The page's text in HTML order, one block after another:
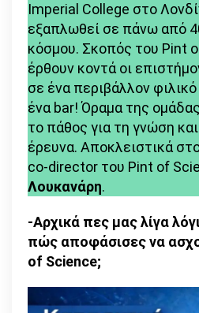
κλάδο
σε
bars,
καφετέριες,
να
μιλήσουν
για
ένα
θέμα
καλά,
με
λόγια
πίνοντας
Imperial College στο
εξαπλωθεί σε πάνω από
κόσμου. Σκοπός του Pint
έρθουν κοντά οι
σε ένα περιβάλλον
ένα bar! Όραμα της ομάδας
το πάθος για τη γνώση
έρευνα. Αποκλειστικά
co-director του Pint of
Λουκανάρη.
-Αρχικά πες μας λίγα
πώς αποφάσισες να
of Science;